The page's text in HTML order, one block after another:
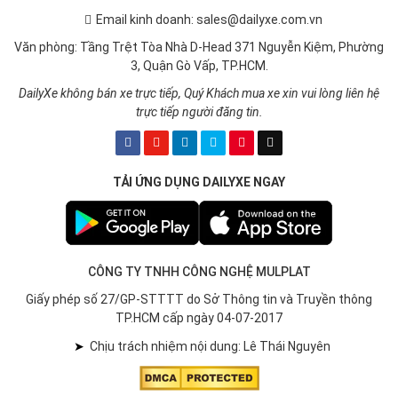
Email kinh doanh: sales@dailyxe.com.vn
Văn phòng: Tầng Trệt Tòa Nhà D-Head 371 Nguyễn Kiệm, Phường
3, Quận Gò Vấp, TP.HCM.
DailyXe không bán xe trực tiếp, Quý Khách mua xe xin vui lòng liên hệ
trực tiếp người đăng tin.
TẢI ỨNG DỤNG DAILYXE NGAY
CÔNG TY TNHH CÔNG NGHỆ MULPLAT
Giấy phép số 27/GP-STTTT do Sở Thông tin và Truyền thông
TP.HCM cấp ngày 04-07-2017
➤ Chịu trách nhiệm nội dung: Lê Thái Nguyên